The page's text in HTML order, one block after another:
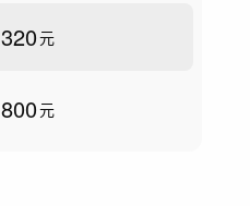
320元
800元